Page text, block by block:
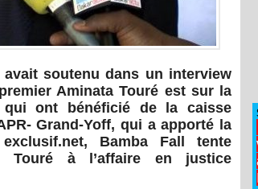
soutenu dans un interview
Aminata Touré est sur la
ont bénéficié de la caisse
Grand-Yoff, qui a apporté la
Bamba Fall tente
Touré à l’affaire en justice